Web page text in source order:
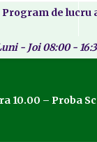
Program de lucru
- Joi 08:00 -
–